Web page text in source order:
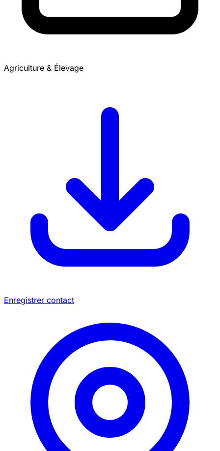
Agriculture & Élevage
Enregistrer contact